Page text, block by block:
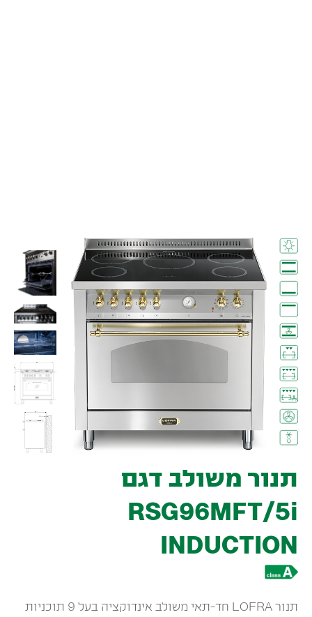
תנור משולב דגם
RSG96MFT/5i
INDUCTION
תנור LOFRA חד-תאי משולב אינדוקציה בעל 9 תוכניות